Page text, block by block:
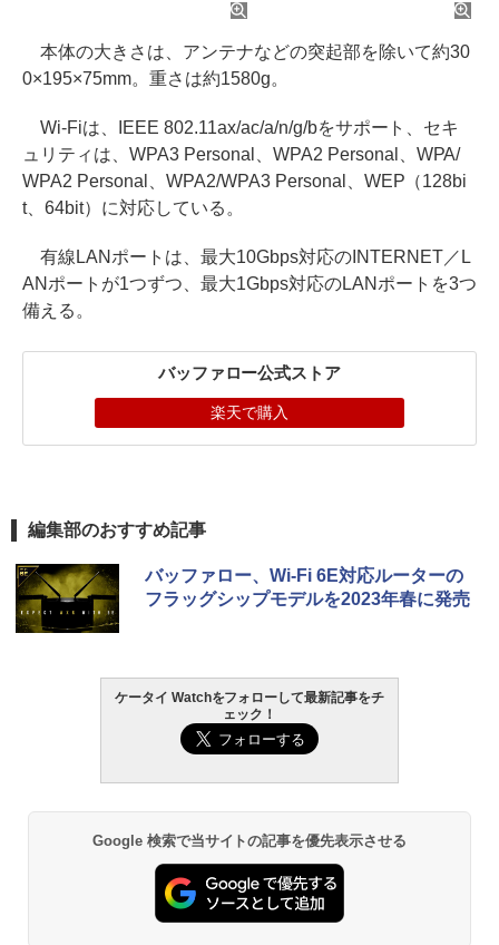
本体の大きさは、アンテナなどの突起部を除いて約30
0×195×75mm。重さは約1580g。
Wi-Fiは、IEEE 802.11ax/ac/a/n/g/bをサポート、セキ
ュリティは、WPA3 Personal、WPA2 Personal、WPA/
WPA2 Personal、WPA2/WPA3 Personal、WEP（128bi
t、64bit）に対応している。
有線LANポートは、最大10Gbps対応のINTERNET／L
ANポートが1つずつ、最大1Gbps対応のLANポートを3つ
備える。
バッファロー公式ストア
楽天で購入
編集部のおすすめ記事
バッファロー、Wi-Fi 6E対応ルーターの
フラッグシップモデルを2023年春に発売
ケータイ Watchをフォローして最新記事をチ
ェック！
Google 検索で当サイトの記事を優先表示させる